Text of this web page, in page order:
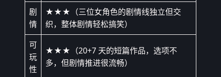
剧
情
★★★（三位女角色的剧情线独立但交
织，整体剧情轻松搞笑）
可
玩
性
★★★（20+7 天的短篇作品，选项不
多，但剧情推进很流畅）